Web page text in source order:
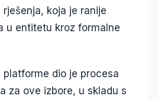
koja je ranije
u entitetu kroz formalne
dio je procesa
za ove izbore, u skladu s